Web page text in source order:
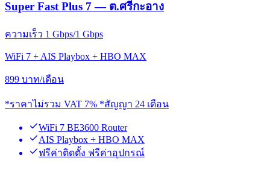
Super Fast Plus 7 — ต.ศรีกะอาง
ความเร็ว 1 Gbps/1 Gbps
WiFi 7 + AIS Playbox + HBO MAX
899 บาท/เดือน
*ราคาไม่รวม VAT 7% *สัญญา 24 เดือน
WiFi 7 BE3600 Router
AIS Playbox + HBO MAX
ฟรีค่าติดตั้ง ฟรีค่าอุปกรณ์